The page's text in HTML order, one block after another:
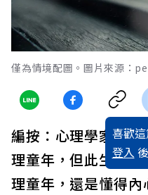
僅為情境配圖。圖片來源：
喜歡
登入
編按：心理學家說
理童年，但此生，
理童年，還是懂得